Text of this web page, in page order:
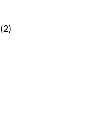
(2)